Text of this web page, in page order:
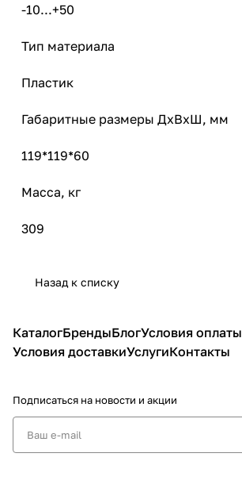
-10...+50
Тип материала
Пластик
Габаритные размеры ДхВхШ, мм
119*119*60
Масса, кг
309
Назад к списку
КаталогБрендыБлогУсловия оплаты
Условия доставкиУслугиКонтакты
Подписаться на новости и акции